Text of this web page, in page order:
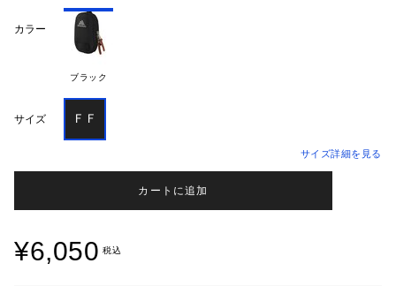
カラー
ブラック
サイズ ＦＦ
サイズ詳細を見る
カートに追加
¥6,050 税込